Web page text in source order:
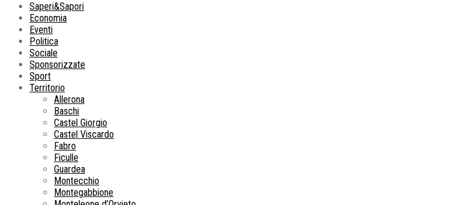
Saperi&Sapori
Economia
Eventi
Politica
Sociale
Sponsorizzate
Sport
Territorio
Allerona
Baschi
Castel Giorgio
Castel Viscardo
Fabro
Ficulle
Guardea
Montecchio
Montegabbione